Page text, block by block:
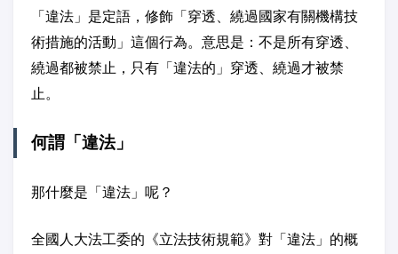
「違法」是定語，修飾「穿透、繞過國家有關機構技
術措施的活動」這個行為。意思是：不是所有穿透、
繞過都被禁止，只有「違法的」穿透、繞過才被禁
止。
何謂「違法」
那什麼是「違法」呢？
全國人大法工委的《立法技術規範》對「違法」的概